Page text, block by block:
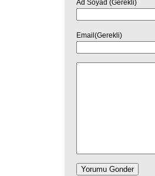
Ad Soyad (Gerekli)
Email(Gerekli)